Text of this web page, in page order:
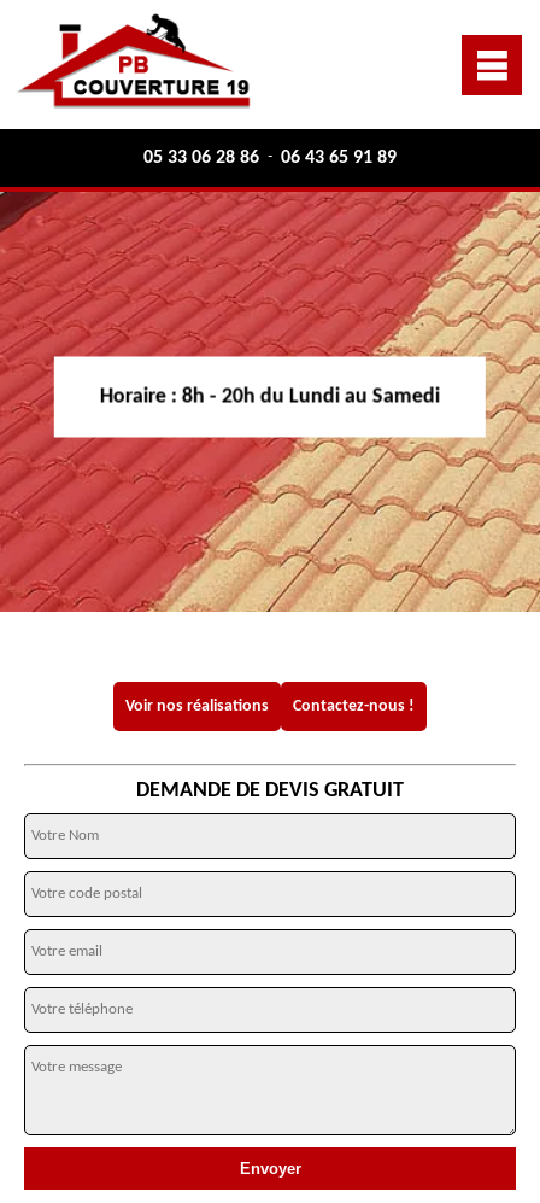
05 33 06 28 86 - 06 43 65 91 89
Horaire : 8h - 20h du Lundi au Samedi
Voir nos réalisations Contactez-nous !
DEMANDE DE DEVIS GRATUIT